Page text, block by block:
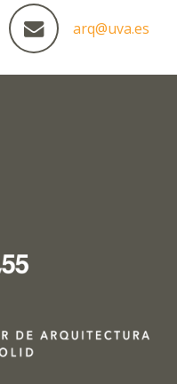
arq@uva.es